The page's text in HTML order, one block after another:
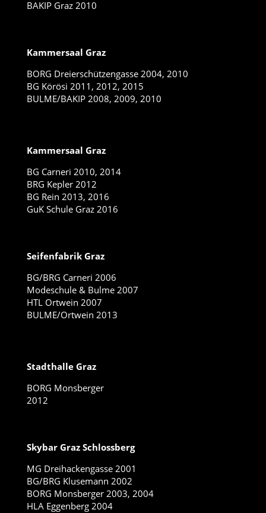
BAKIP Graz 2010
Kammersaal Graz
BORG Dreierschützengasse 2004, 2010
BG Körösi 2011, 2012, 2015
BULME/BAKIP 2008, 2009, 2010
Kammersaal Graz
BG Carneri 2010, 2014
BRG Kepler 2012
BG Rein 2013, 2016
GuK Schule Graz 2016
Seifenfabrik Graz
BG/BRG Carneri 2006
Modeschule & Bulme 2007
HTL Ortwein 2007
BULME/Ortwein 2013
Stadthalle Graz
BORG Monsberger
2012
Skybar Graz Schlossberg
MG Dreihackengasse 2001
BG/BRG Klusemann 2002
BORG Monsberger 2003, 2004
HLA Eggenberg 2004